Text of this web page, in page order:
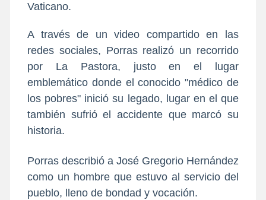
Vaticano.
A través de un video compartido en las
redes sociales, Porras realizó un recorrido
por La Pastora, justo en el lugar
emblemático donde el conocido "médico de
los pobres" inició su legado, lugar en el que
también sufrió el accidente que marcó su
historia.
Porras describió a José Gregorio Hernández
como un hombre que estuvo al servicio del
pueblo, lleno de bondad y vocación.